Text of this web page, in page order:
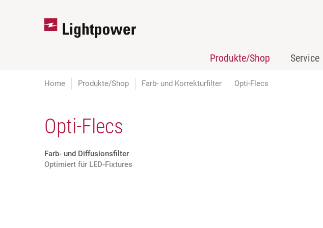
Produkte/Shop Service
Home Produkte/Shop Farb- und Korrekturfilter Opti-Flecs
Opti-Flecs
Farb- und Diffusionsfilter
Optimiert für LED-Fixtures